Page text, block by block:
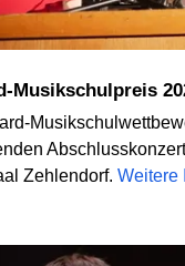
Musikschulpreis
Zehlendorf. Weitere